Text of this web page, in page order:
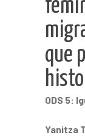
que
ODS 5:
Yanitza